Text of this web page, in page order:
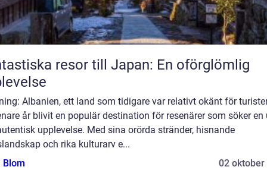
resor till Japan: En oförglömlig
Albanien, ett land som tidigare var relativt okänt för
år blivit en populär destination för resenärer som söker en
upplevelse. Med sina orörda stränder, hisnande
och rika kulturarv e...
Blom
02 oktober